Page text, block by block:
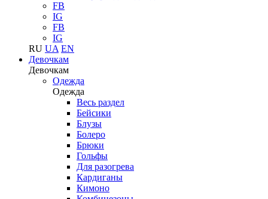
FB
IG
FB
IG
RU UA EN
Девочкам
Девочкам
Одежда
Одежда
Весь раздел
Бейсики
Блузы
Болеро
Брюки
Гольфы
Для разогрева
Кардиганы
Кимоно